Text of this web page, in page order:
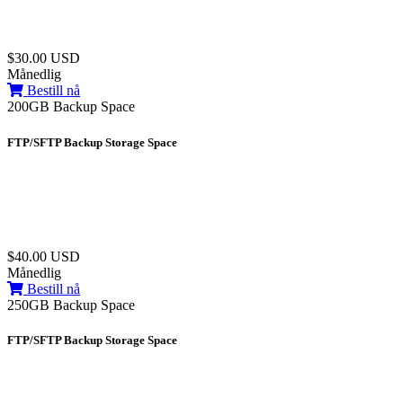
$30.00 USD
Månedlig
Bestill nå
200GB Backup Space
FTP/SFTP Backup Storage Space
$40.00 USD
Månedlig
Bestill nå
250GB Backup Space
FTP/SFTP Backup Storage Space